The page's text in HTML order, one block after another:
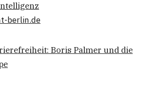
berlin.de
Boris Palmer und die